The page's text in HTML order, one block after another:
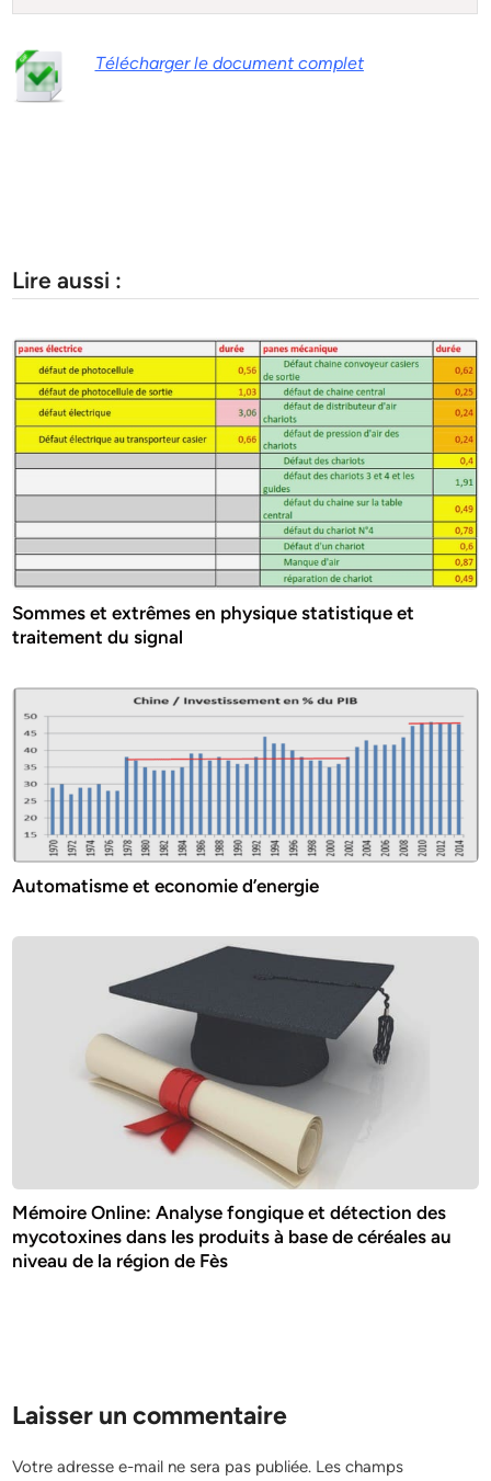
Télécharger le document complet
Lire aussi :
Sommes et extrêmes en physique statistique et
traitement du signal
Automatisme et economie d’energie
Mémoire Online: Analyse fongique et détection des
mycotoxines dans les produits à base de céréales au
niveau de la région de Fès
Laisser un commentaire
Votre adresse e-mail ne sera pas publiée. Les champs